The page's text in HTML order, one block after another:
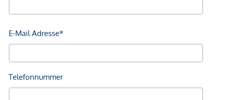
gegenüber dem anbietenden Immobilienunternehmen
geltend zu machen. Wir weisen Sie darauf hin, dass die
gemachten Angaben und Informationen lediglich
unverbindliche Vorabinformationen sind und daher ohne
Gewähr erfolgen. Der Vermittler ist als Doppelmakler tätig.